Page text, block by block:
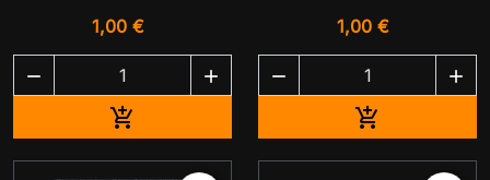
1,00 €
 

1,00 €
 
